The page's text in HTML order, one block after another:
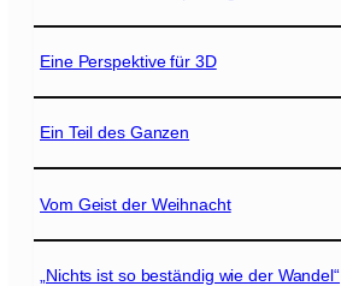
Eine Perspektive für 3D
Ein Teil des Ganzen
Vom Geist der Weihnacht
„Nichts ist so beständig wie der Wandel“